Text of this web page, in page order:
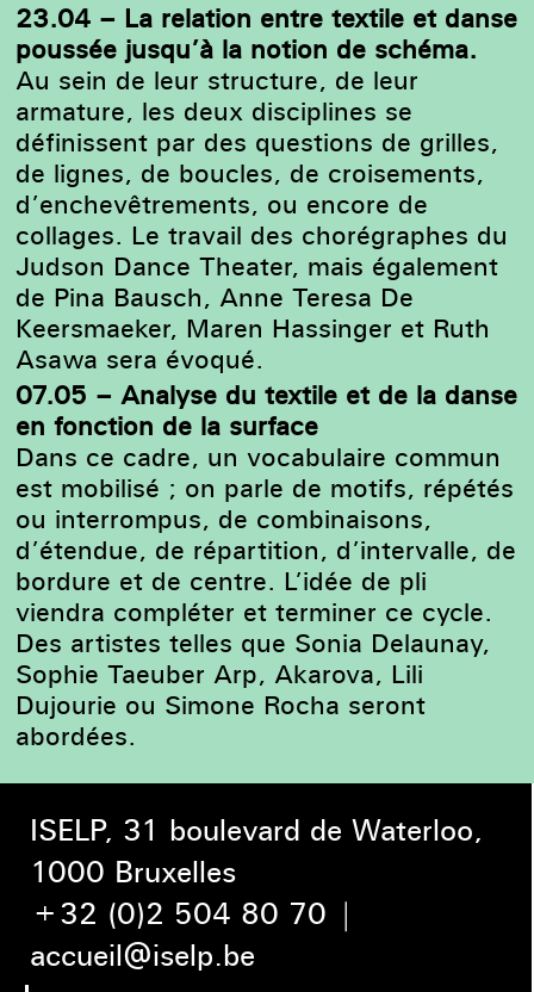
23.04 – La relation entre textile et danse
poussée jusqu’à la notion de schéma.
Au sein de leur structure, de leur
armature, les deux disciplines se
définissent par des questions de grilles,
de lignes, de boucles, de croisements,
d’enchevêtrements, ou encore de
collages. Le travail des chorégraphes du
Judson Dance Theater, mais également
de Pina Bausch, Anne Teresa De
Keersmaeker, Maren Hassinger et Ruth
Asawa sera évoqué.
07.05 – Analyse du textile et de la danse
en fonction de la surface
Dans ce cadre, un vocabulaire commun
est mobilisé ; on parle de motifs, répétés
ou interrompus, de combinaisons,
d’étendue, de répartition, d’intervalle, de
bordure et de centre. L’idée de pli
viendra compléter et terminer ce cycle.
Des artistes telles que Sonia Delaunay,
Sophie Taeuber Arp, Akarova, Lili
Dujourie ou Simone Rocha seront
abordées.
ISELP, 31 boulevard de Waterloo,
1000 Bruxelles
+32 (0)2 504 80 70 |
accueil@iselp.be